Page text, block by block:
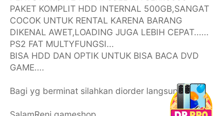
PAKET KOMPLIT HDD INTERNAL 500GB,SANGAT
COCOK UNTUK RENTAL KARENA BARANG
DIKENAL AWET,LOADING JUGA LEBIH CEPAT......
PS2 FAT MULTYFUNGSI...
BISA HDD DAN OPTIK UNTUK BISA BACA DVD
GAME....
Bagi yg berminat silahkan diorder langsung...